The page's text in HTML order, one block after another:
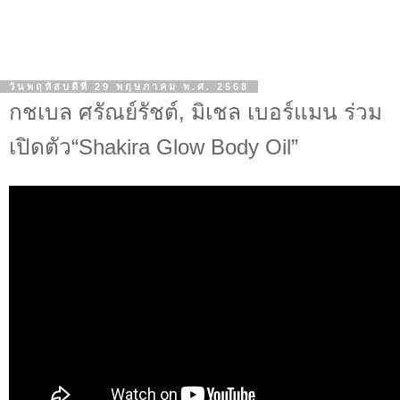
วันพฤหัสบดีที่ 29 พฤษภาคม พ.ศ. 2568
กชเบล ศรัณย์รัชต์, มิเชล เบอร์แมน ร่วม
เปิดตัว“Shakira Glow Body Oil”